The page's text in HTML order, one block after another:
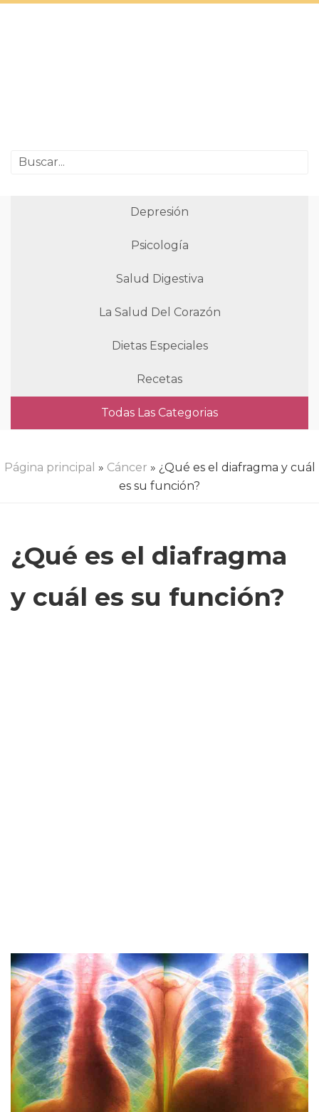
Depresión
Psicología
Salud Digestiva
La Salud Del Corazón
Dietas Especiales
Recetas
Todas Las Categorias
Página principal » Cáncer » ¿Qué es el diafragma y cuál
es su función?
¿Qué es el diafragma
y cuál es su función?